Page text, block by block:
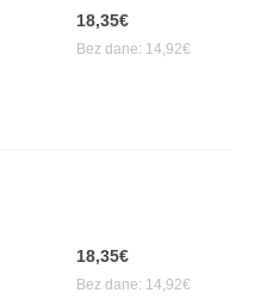
18,35€
Bez dane: 14,92€
18,35€
Bez dane: 14,92€